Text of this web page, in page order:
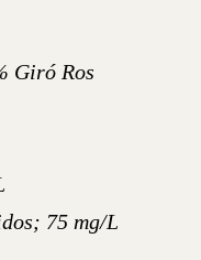
Giró Ros
75 mg/L